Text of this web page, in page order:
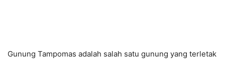
Gunung Tampomas adalah salah satu gunung yang terletak